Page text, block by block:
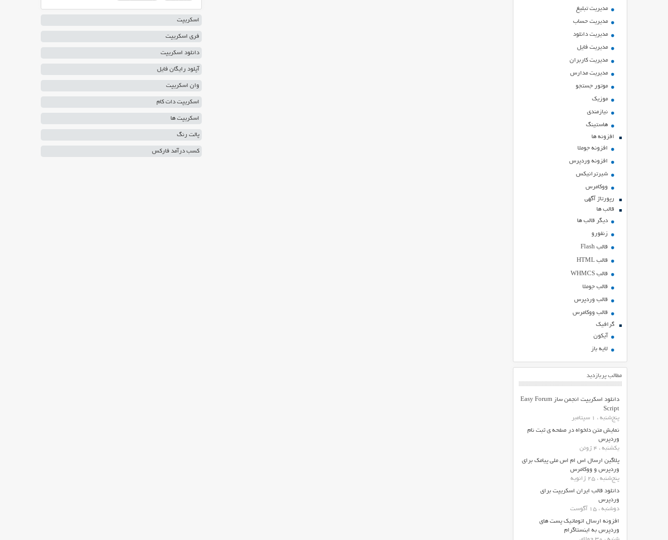
مدیریت تبلیغ
مدیریت حساب
مدیریت دانلود
مدیریت فایل
مدیریت کاربران
مدیریت مدارس
موتور جستجو
موزیک
نیازمندی
هاستينگ
افزونه ها
افزونه جوملا
افزونه وردپرس
شیرترانیکس
ووکامرس
رپورتاژ آگهی
قالب ها
دیگر قالب ها
زنفورو
قالب Flash
قالب HTML
قالب WHMCS
قالب جوملا
قالب وردپرس
قالب ووکامرس
گرافیک
آیکون
لایه باز
مطالب پربازدید
دانلود اسکریپت انجمن ساز Easy Forum
Script
پنج‌شنبه ، 1 سپتامبر
نمایش متن دلخواه در صفحه ی ثبت نام
وردپرس
یکشنبه ، 4 ژوئن
پلاگین ارسال اس ام اس ملی پیامک برای
وردپرس و ووکامرس
پنج‌شنبه ، 25 ژانویه
دانلود قالب ایران اسکریپت برای
وردپرس
دوشنبه ، 15 آگوست
افزونه ارسال اتوماتیک پست های
وردپرس به اینستاگرام
اسکریپت
فری اسکریپت
دانلود اسکریپت
آپلود رایگان فایل
وان اسکریپت
اسکریپت دات کام
اسکریپت ها
پالت رنگ
کسب درآمد فارکس